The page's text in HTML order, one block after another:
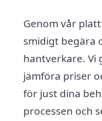
Genom vår
smidigt begära
hantverkare.
jämföra priser
för just dina
processen och